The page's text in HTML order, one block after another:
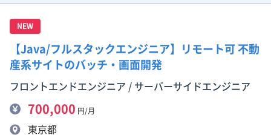
NEW
【Java/フルスタックエンジニア】リモート可 不動
産系サイトのバッチ・画面開発
フロントエンドエンジニア / サーバーサイドエンジニア
700,000 円/月
東京都